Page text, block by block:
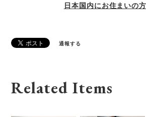
日本国内にお住まいの
通報する
Related Items